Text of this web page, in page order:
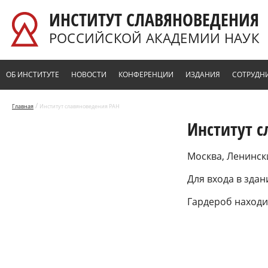
ИНСТИТУТ СЛАВЯНОВЕДЕНИЯ
РОССИЙСКОЙ АКАДЕМИИ НАУК
ОБ ИНСТИТУТЕ НОВОСТИ КОНФЕРЕНЦИИ ИЗДАНИЯ
Главная / Институт славяноведения РАН
Институт
Москва,
Для входа в
Гардероб